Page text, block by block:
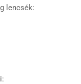
lencsék: